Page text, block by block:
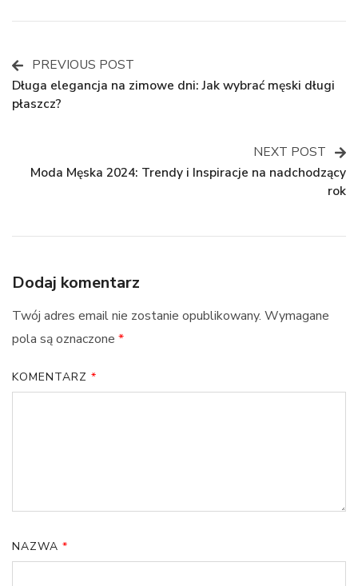
Post
Navigation
PREVIOUS POST
Długa elegancja na zimowe dni: Jak wybrać męski długi
płaszcz?
NEXT POST
Moda Męska 2024: Trendy i Inspiracje na nadchodzący
rok
Dodaj komentarz
Twój adres email nie zostanie opublikowany. Wymagane
pola są oznaczone *
KOMENTARZ *
NAZWA *